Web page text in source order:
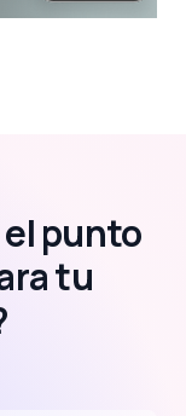
el punto
tu